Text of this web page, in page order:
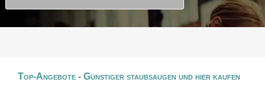
Top-Angebote - Günstiger staubsaugen und hier kaufen